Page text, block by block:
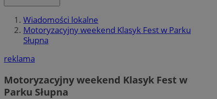
Wiadomości lokalne
Motoryzacyjny weekend Klasyk Fest w Parku
Słupna
reklama
Motoryzacyjny weekend Klasyk Fest w
Parku Słupna